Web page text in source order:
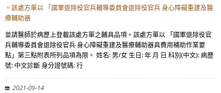
。該處方單以 「國軍退除役官兵輔導委員會退除役官兵 身心障礙重建及醫
療輔助器
並請醫師於病歷上登載該處方單之輔具品項。該處方單以 「國軍退除役官
兵輔導委員會退除役官兵 身心障礙重建及醫療輔助器具費用補助作業要
點」第三點附表所列品項為限。 姓名: 男/女 生日: 年 月 日 科別(中文): 病歷
號: 中文診斷 身分證號碼: 行
2021-09-14